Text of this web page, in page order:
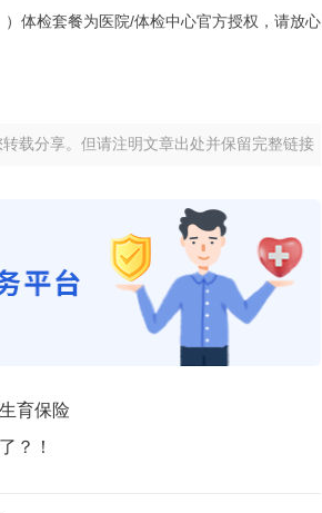
体检套餐为医院/体检中心官方授权，请放心
载分享。但请注明文章出处并保留完整链接
育保险
？！